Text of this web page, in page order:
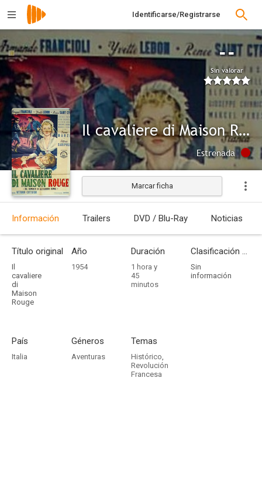
Identificarse/Registrarse
--
Sin valorar
Il cavaliere di Maison Rouge
Estrenada
Marcar ficha
Información Trailers DVD / Blu-Ray Noticias
Título original
Il
cavaliere
di
Maison
Rouge
Año
1954
Duración
1 hora y
45
minutos
Clasificación por edades
Sin
información
País
Italia
Géneros
Aventuras
Temas
Histórico,
Revolución
Francesa